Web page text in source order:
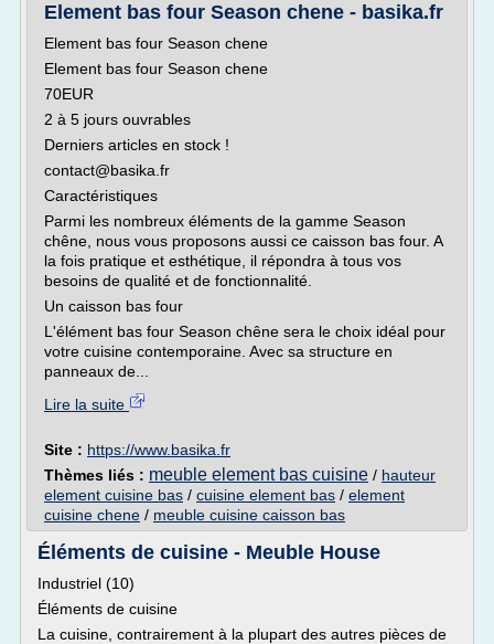
Element bas four Season chene - basika.fr
Element bas four Season chene
Element bas four Season chene
70EUR
2 à 5 jours ouvrables
Derniers articles en stock !
contact@basika.fr
Caractéristiques
Parmi les nombreux éléments de la gamme Season
chêne, nous vous proposons aussi ce caisson bas four. A
la fois pratique et esthétique, il répondra à tous vos
besoins de qualité et de fonctionnalité.
Un caisson bas four
L'élément bas four Season chêne sera le choix idéal pour
votre cuisine contemporaine. Avec sa structure en
panneaux de...
Lire la suite
Site : https://www.basika.fr
Thèmes liés : meuble element bas cuisine / hauteur
element cuisine bas / cuisine element bas / element
cuisine chene / meuble cuisine caisson bas
Éléments de cuisine - Meuble House
Industriel (10)
Éléments de cuisine
La cuisine, contrairement à la plupart des autres pièces de